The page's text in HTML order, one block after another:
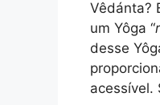
Vêdánta?
um Yôga “
desse
acessível.